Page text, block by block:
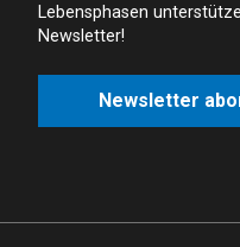
Lebensphasen
Newsletter!
Newsletter